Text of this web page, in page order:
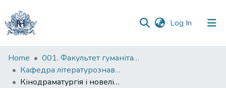
Log In (current)
Communities
&
Collections
Home
001. Факультет гуманітарних наук
Кафедра літературознавства імені Володимира Моренця
Кінодраматургія і новелістика Василя Портяка